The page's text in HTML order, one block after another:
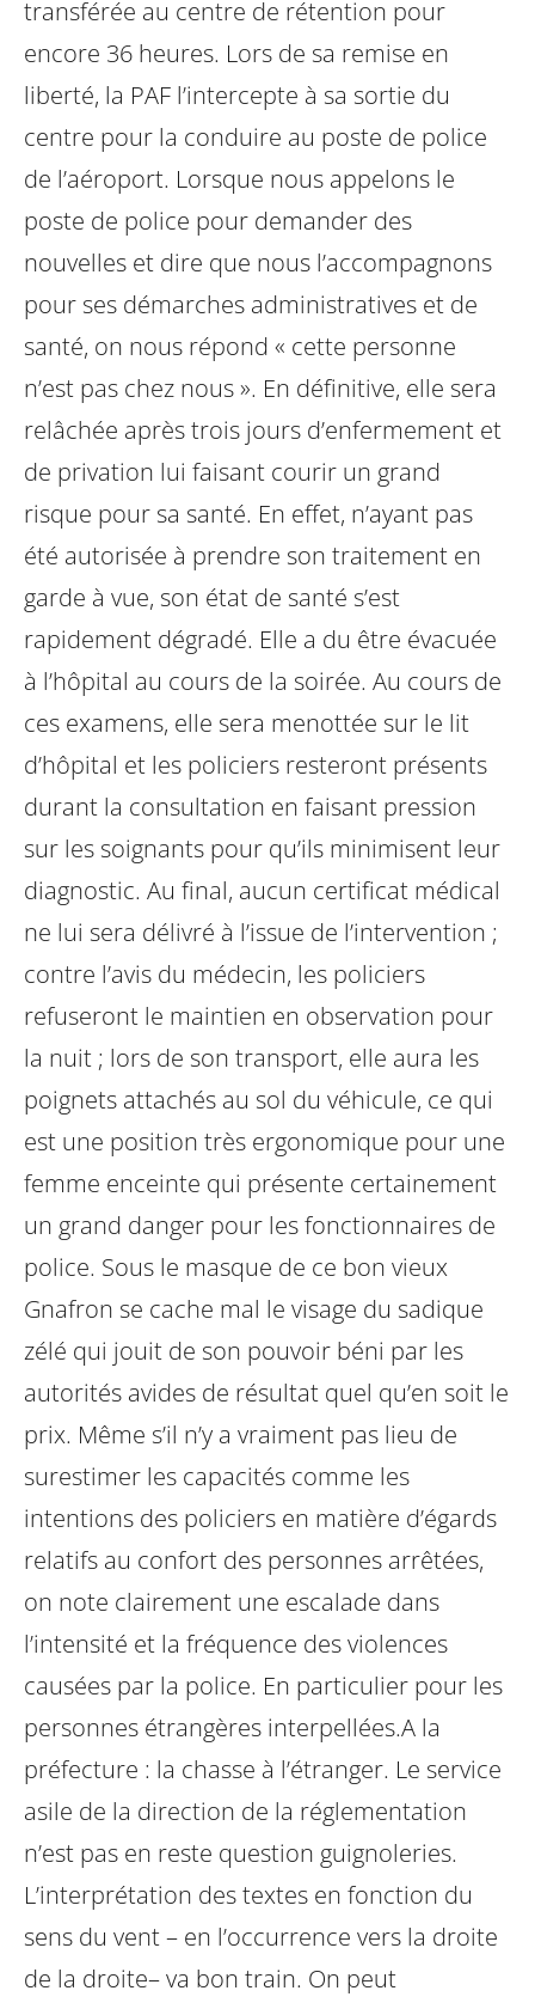
transférée au centre de rétention pour
encore 36 heures. Lors de sa remise en
liberté, la PAF l’intercepte à sa sortie du
centre pour la conduire au poste de police
de l’aéroport. Lorsque nous appelons le
poste de police pour demander des
nouvelles et dire que nous l’accompagnons
pour ses démarches administratives et de
santé, on nous répond « cette personne
n’est pas chez nous ». En définitive, elle sera
relâchée après trois jours d’enfermement et
de privation lui faisant courir un grand
risque pour sa santé. En effet, n’ayant pas
été autorisée à prendre son traitement en
garde à vue, son état de santé s’est
rapidement dégradé. Elle a du être évacuée
à l’hôpital au cours de la soirée. Au cours de
ces examens, elle sera menottée sur le lit
d’hôpital et les policiers resteront présents
durant la consultation en faisant pression
sur les soignants pour qu’ils minimisent leur
diagnostic. Au final, aucun certificat médical
ne lui sera délivré à l’issue de l’intervention ;
contre l’avis du médecin, les policiers
refuseront le maintien en observation pour
la nuit ; lors de son transport, elle aura les
poignets attachés au sol du véhicule, ce qui
est une position très ergonomique pour une
femme enceinte qui présente certainement
un grand danger pour les fonctionnaires de
police. Sous le masque de ce bon vieux
Gnafron se cache mal le visage du sadique
zélé qui jouit de son pouvoir béni par les
autorités avides de résultat quel qu’en soit le
prix. Même s’il n’y a vraiment pas lieu de
surestimer les capacités comme les
intentions des policiers en matière d’égards
relatifs au confort des personnes arrêtées,
on note clairement une escalade dans
l’intensité et la fréquence des violences
causées par la police. En particulier pour les
personnes étrangères interpellées.A la
préfecture : la chasse à l’étranger. Le service
asile de la direction de la réglementation
n’est pas en reste question guignoleries.
L’interprétation des textes en fonction du
sens du vent – en l’occurrence vers la droite
de la droite– va bon train. On peut